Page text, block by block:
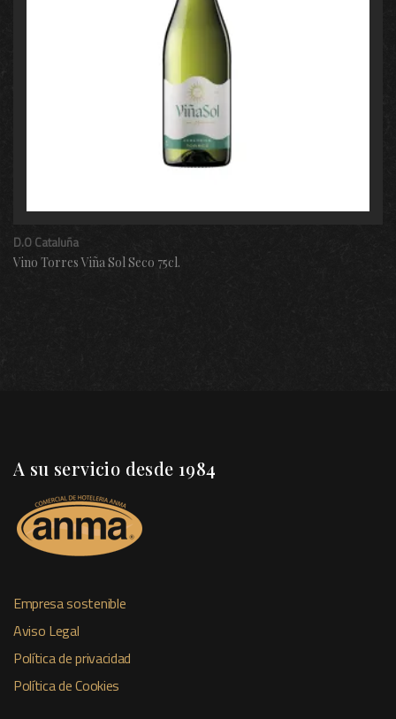
D.O Cataluña
Vino Torres Viña Sol Seco 75cl.
A su servicio desde 1984
Empresa sostenible
Aviso Legal
Política de privacidad
Política de Cookies